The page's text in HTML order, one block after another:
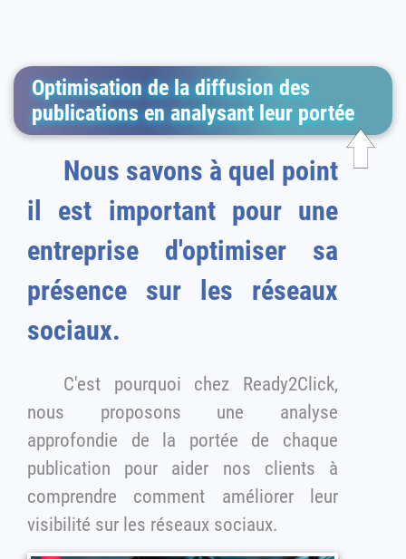
Optimisation de la diffusion des
publications en analysant leur portée
Nous savons à quel point
il est important pour une
entreprise d'optimiser sa
présence sur les réseaux
sociaux.
C'est pourquoi chez Ready2Click,
nous proposons une analyse
approfondie de la portée de chaque
publication pour aider nos clients à
comprendre comment améliorer leur
visibilité sur les réseaux sociaux.